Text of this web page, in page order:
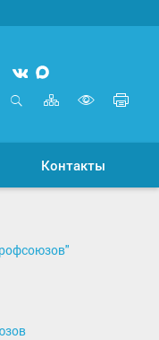
Мы
вконтакте
Мы
MAX
Карта
сайта
для
Контакты